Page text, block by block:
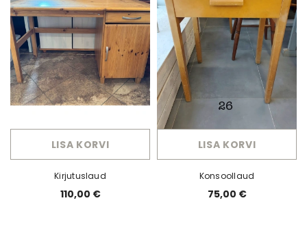
LISA KORVI
Kirjutuslaud
110,00 €
LISA KORVI
Konsoollaud
75,00 €